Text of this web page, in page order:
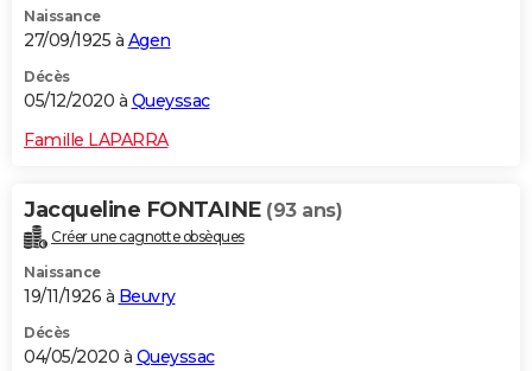
Naissance
27/09/1925 à Agen
Décès
05/12/2020 à Queyssac
Famille LAPARRA
Jacqueline FONTAINE (93 ans)
Créer une cagnotte obsèques
Naissance
19/11/1926 à Beuvry
Décès
04/05/2020 à Queyssac